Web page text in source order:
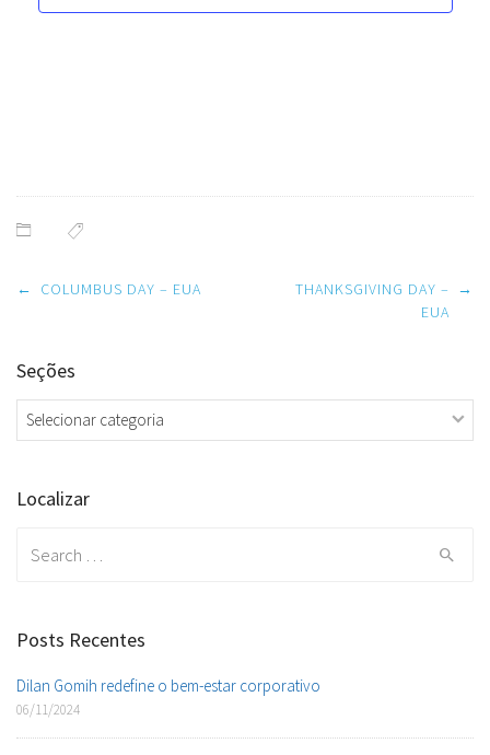
Post
← COLUMBUS DAY – EUA
THANKSGIVING DAY –
EUA
→
Seções
Seções
Localizar
Posts Recentes
Dilan Gomih redefine o bem-estar corporativo
06/11/2024